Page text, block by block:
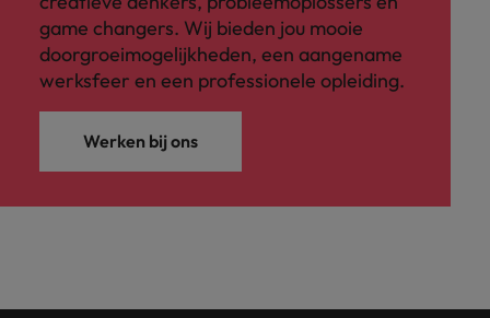
game changers. Wij bieden jou mooie
doorgroeimogelijkheden, een aangename
werksfeer en een professionele opleiding.
Werken bij ons